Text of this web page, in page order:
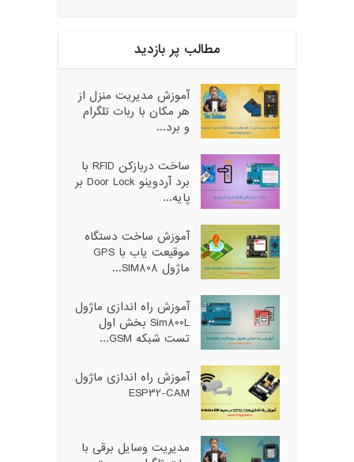
مطالب پر بازدید
آموزش مدیریت منزل از
هر مکان با ربات تلگرام
و برد...
ساخت دربازکن RFID با
برد آردوینو Door Lock بر
پایه...
آموزش ساخت دستگاه
موقیعت یاب با GPS
ماژول SIM808...
آموزش راه اندازی ماژول
Sim800L بخش اول
تست شبکه GSM...
آموزش راه اندازی ماژول
ESP32-CAM
مدیریت وسایل برقی با